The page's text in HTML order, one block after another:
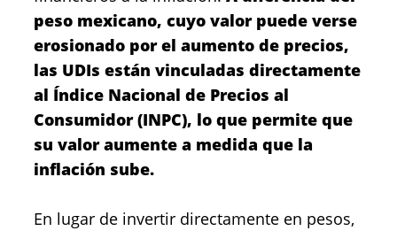
peso mexicano, cuyo valor puede verse
erosionado por el aumento de precios,
las UDIs están vinculadas directamente
al Índice Nacional de Precios al
Consumidor (INPC), lo que permite que
su valor aumente a medida que la
inflación sube.
En lugar de invertir directamente en pesos,